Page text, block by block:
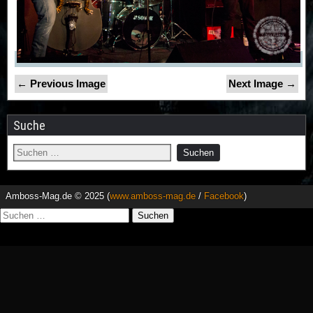
← Previous Image Next Image →
Suche
Amboss-Mag.de © 2025 (www.amboss-mag.de / Facebook)